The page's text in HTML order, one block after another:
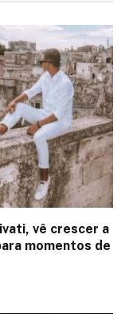
vê crescer a
momentos de